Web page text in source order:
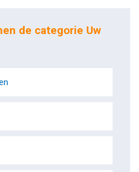
de categorie Uw